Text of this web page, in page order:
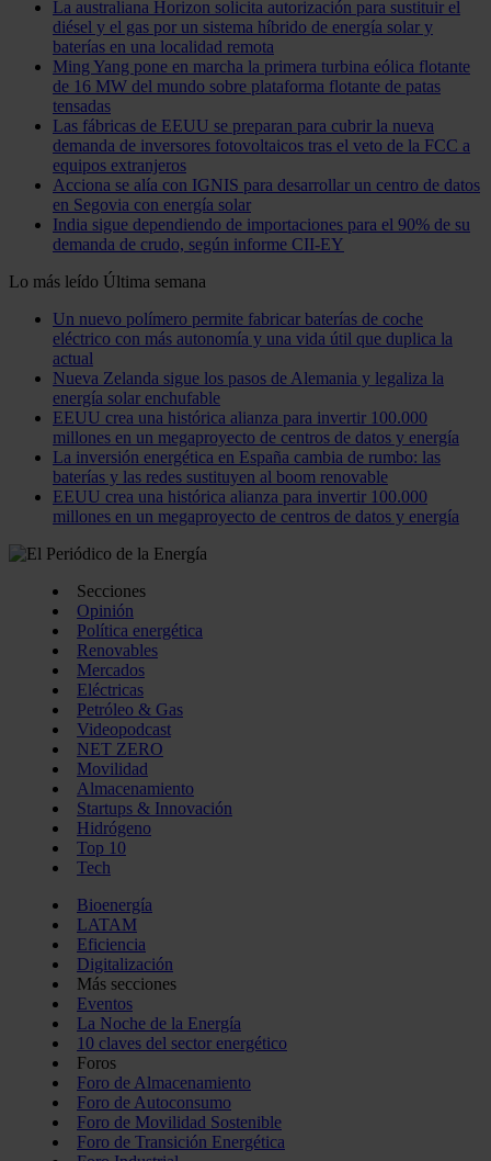
La australiana Horizon solicita autorización para sustituir el
diésel y el gas por un sistema híbrido de energía solar y
baterías en una localidad remota
Ming Yang pone en marcha la primera turbina eólica flotante
de 16 MW del mundo sobre plataforma flotante de patas
tensadas
Las fábricas de EEUU se preparan para cubrir la nueva
demanda de inversores fotovoltaicos tras el veto de la FCC a
equipos extranjeros
Acciona se alía con IGNIS para desarrollar un centro de datos
en Segovia con energía solar
India sigue dependiendo de importaciones para el 90% de su
demanda de crudo, según informe CII-EY
Lo más leído Última semana
Un nuevo polímero permite fabricar baterías de coche
eléctrico con más autonomía y una vida útil que duplica la
actual
Nueva Zelanda sigue los pasos de Alemania y legaliza la
energía solar enchufable
EEUU crea una histórica alianza para invertir 100.000
millones en un megaproyecto de centros de datos y energía
La inversión energética en España cambia de rumbo: las
baterías y las redes sustituyen al boom renovable
EEUU crea una histórica alianza para invertir 100.000
millones en un megaproyecto de centros de datos y energía
Secciones
Opinión
Política energética
Renovables
Mercados
Eléctricas
Petróleo & Gas
Videopodcast
NET ZERO
Movilidad
Almacenamiento
Startups & Innovación
Hidrógeno
Top 10
Tech
Bioenergía
LATAM
Eficiencia
Digitalización
Más secciones
Eventos
La Noche de la Energía
10 claves del sector energético
Foros
Foro de Almacenamiento
Foro de Autoconsumo
Foro de Movilidad Sostenible
Foro de Transición Energética